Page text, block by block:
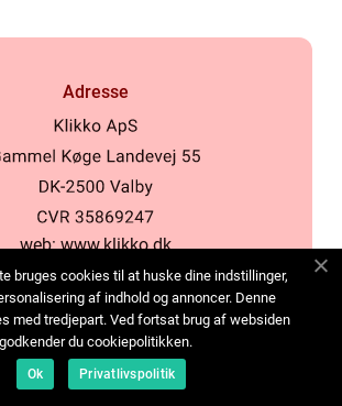
Adresse
web:www.klikko.dk
Menu
Annoncering
Om os
bruges cookies til at huske dine indstillinger,
af indhold og annoncer. Denne
med tredjepart. Ved fortsat brug af websiden
godkender du cookiepolitikken.
Ok Privatlivspolitik